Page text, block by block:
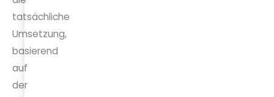
tatsächliche
Umsetzung,
basierend
auf
der